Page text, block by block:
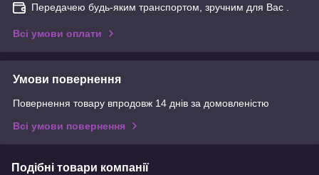
Передачею будь-яким транспортом, зручним для Вас .
Всі умови оплати
Умови повернення
Повернення товару впродовж 14 днів за домовленістю
Всі умови повернення
Подібні товари компанії